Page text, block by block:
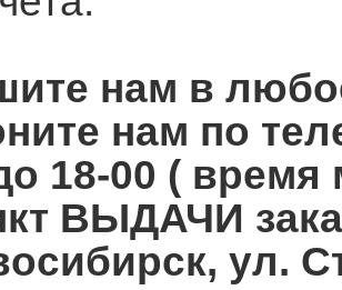
нам в
нам по
18-00 ( время
ВЫДАЧИ
ул.